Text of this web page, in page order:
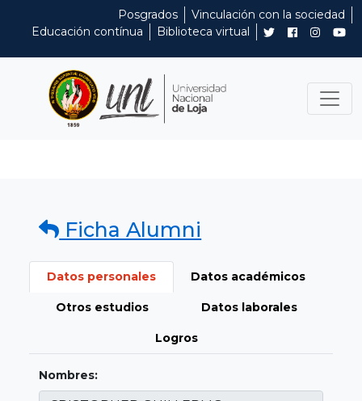
Posgrados
Vinculación con la sociedad
Educación contínua
Biblioteca virtual
Ficha Alumni
Datos personales Datos académicos
Otros estudios Datos laborales
Logros
Nombres: